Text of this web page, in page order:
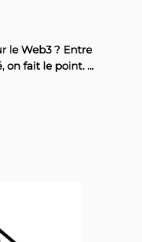
le Web3 ? Entre
on fait le point. ...